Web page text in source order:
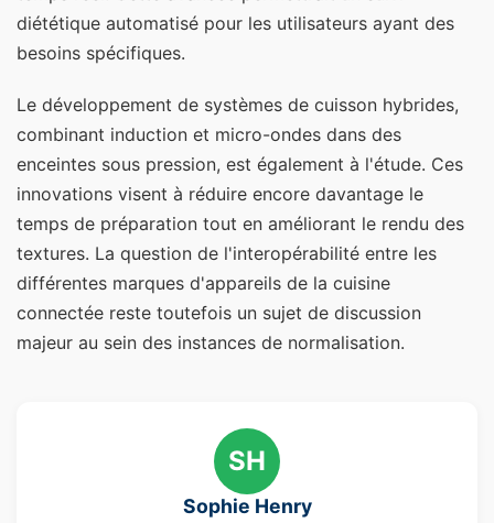
diététique automatisé pour les utilisateurs ayant des
besoins spécifiques.
Le développement de systèmes de cuisson hybrides,
combinant induction et micro-ondes dans des
enceintes sous pression, est également à l'étude. Ces
innovations visent à réduire encore davantage le
temps de préparation tout en améliorant le rendu des
textures. La question de l'interopérabilité entre les
différentes marques d'appareils de la cuisine
connectée reste toutefois un sujet de discussion
majeur au sein des instances de normalisation.
SH
Sophie Henry